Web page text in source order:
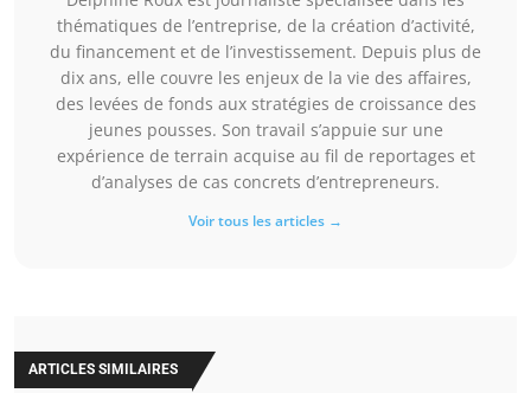
thématiques de l’entreprise, de la création d’activité,
du financement et de l’investissement. Depuis plus de
dix ans, elle couvre les enjeux de la vie des affaires,
des levées de fonds aux stratégies de croissance des
jeunes pousses. Son travail s’appuie sur une
expérience de terrain acquise au fil de reportages et
d’analyses de cas concrets d’entrepreneurs.
Voir tous les articles →
ARTICLES SIMILAIRES